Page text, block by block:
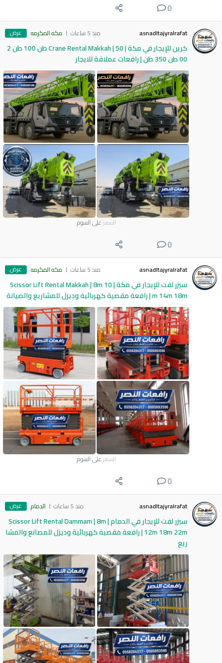
0
asnadltajyralrafat منذ 5 ساعات مكه المكرمه عرض
كرين للإيجار في مكة | Crane Rental Makkah | 50 طن 100 طن 2
00 طن 350 طن | رافعات عملاقة للايجار
السعر على السوم
0
asnadltajyralrafat منذ 5 ساعات مكه المكرمه عرض
سيزر لفت للإيجار في مكة | Scissor Lift Rental Makkah | 8m 10
m 14m 18m | رافعة مقصية كهربائية وديزل للمشاريع والصيانة
السعر على السوم
0
asnadltajyralrafat منذ 5 ساعات الدمام عرض
سيزر لفت للإيجار في الدمام | Scissor Lift Rental Dammam | 8m
12m 18m 22m | رافعة مقصية كهربائية وديزل للمصانع والمشا
ريع